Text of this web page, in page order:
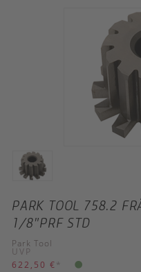
PARK TOOL 758.2
1/8"PRF STD
Park Tool
UVP
622,50 € *